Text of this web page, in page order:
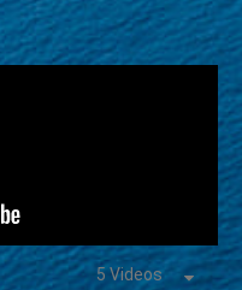
5 Videos